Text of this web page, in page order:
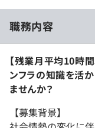
職務内容
【残業月平均10時
ンフラの知識を活
ませんか？
【募集背景】